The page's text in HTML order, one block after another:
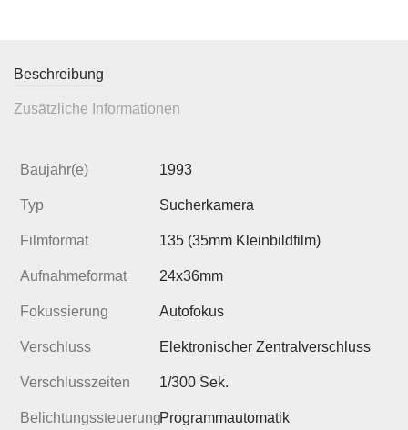
Beschreibung
Zusätzliche Informationen
Baujahr(e) 1993
Typ Sucherkamera
Filmformat 135 (35mm Kleinbildfilm)
Aufnahmeformat 24x36mm
Fokussierung Autofokus
Verschluss Elektronischer Zentralverschluss
Verschlusszeiten 1/300 Sek.
BelichtungssteuerungProgrammautomatik